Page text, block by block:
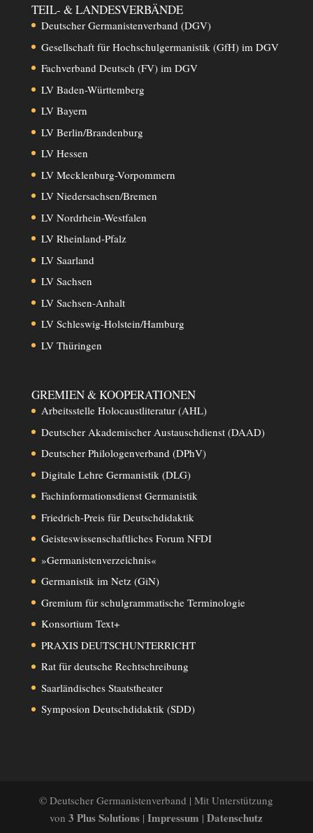
TEIL- & LANDESVERBÄNDE
Deutscher Germanistenverband (DGV)
Gesellschaft für Hochschulgermanistik (GfH) im DGV
Fachverband Deutsch (FV) im DGV
LV Baden-Württemberg
LV Bayern
LV Berlin/Brandenburg
LV Hessen
LV Mecklenburg-Vorpommern
LV Niedersachsen/Bremen
LV Nordrhein-Westfalen
LV Rheinland-Pfalz
LV Saarland
LV Sachsen
LV Sachsen-Anhalt
LV Schleswig-Holstein/Hamburg
LV Thüringen
GREMIEN & KOOPERATIONEN
Arbeitsstelle Holocaustliteratur (AHL)
Deutscher Akademischer Austauschdienst (DAAD)
Deutscher Philologenverband (DPhV)
Digitale Lehre Germanistik (DLG)
Fachinformationsdienst Germanistik
Friedrich-Preis für Deutschdidaktik
Geisteswissenschaftliches Forum NFDI
»Germanistenverzeichnis«
Germanistik im Netz (GiN)
Gremium für schulgrammatische Terminologie
Konsortium Text+
PRAXIS DEUTSCHUNTERRICHT
Rat für deutsche Rechtschreibung
Saarländisches Staatstheater
Symposion Deutschdidaktik (SDD)
© Deutscher Germanistenverband | Mit Unterstützung
von3 Plus Solutions |Impressum |Datenschutz